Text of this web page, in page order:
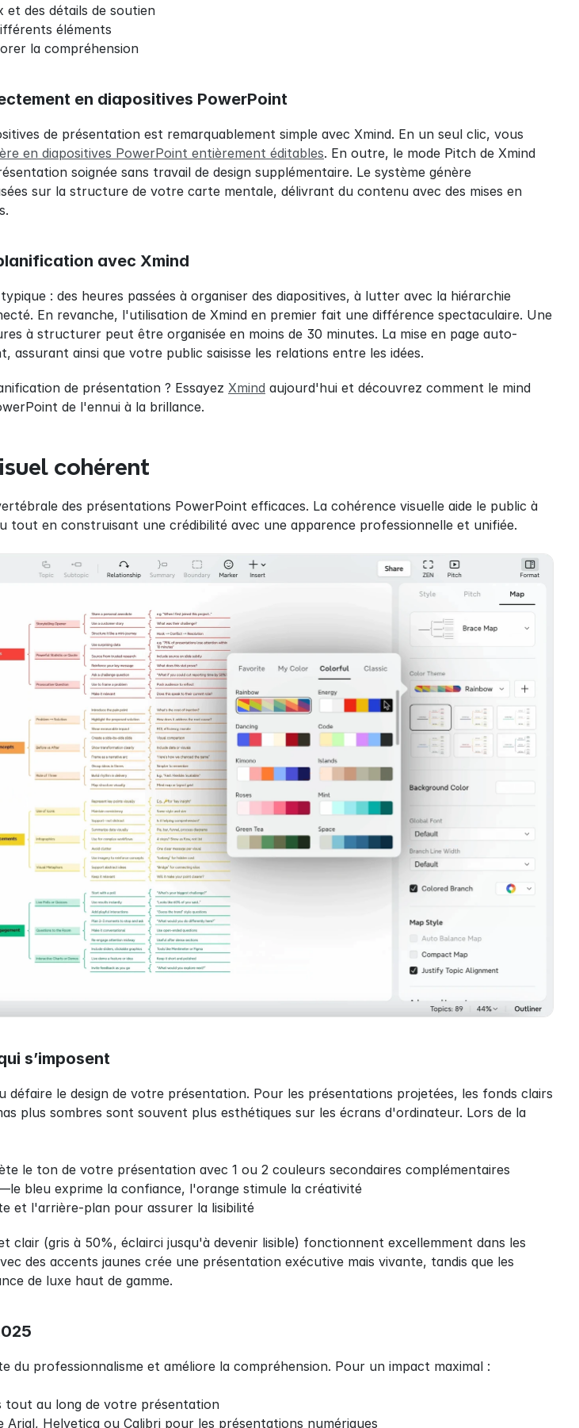
et des détails de soutien
éléments
la compréhension
en diapositives PowerPoint
de présentation est remarquablement simple avec Xmind. En un seul clic, vous
en diapositives PowerPoint entièrement éditables. En outre, le mode Pitch de Xmind
soignée sans travail de design supplémentaire. Le système génère
sur la structure de votre carte mentale, délivrant du contenu avec des mises en
avec Xmind
: des heures passées à organiser des diapositives, à lutter avec la hiérarchie
En revanche, l'utilisation de Xmind en premier fait une différence spectaculaire. Une
à structurer peut être organisée en moins de 30 minutes. La mise en page auto-
assurant ainsi que votre public saisisse les relations entre les idées.
de présentation ? Essayez Xmind aujourd'hui et découvrez comment le mind
de l'ennui à la brillance.
cohérent
des présentations PowerPoint efficaces. La cohérence visuelle aide le public à
en construisant une crédibilité avec une apparence professionnelle et unifiée.
s’imposent
le design de votre présentation. Pour les présentations projetées, les fonds clairs
plus sombres sont souvent plus esthétiques sur les écrans d'ordinateur. Lors de la
le ton de votre présentation avec 1 ou 2 couleurs secondaires complémentaires
bleu exprime la confiance, l'orange stimule la créativité
et l'arrière-plan pour assurer la lisibilité
clair (gris à 50%, éclairci jusqu'à devenir lisible) fonctionnent excellemment dans les
des accents jaunes crée une présentation exécutive mais vivante, tandis que les
de luxe haut de gamme.
du professionnalisme et améliore la compréhension. Pour un impact maximal :
tout au long de votre présentation
Arial, Helvetica ou Calibri pour les présentations numériques